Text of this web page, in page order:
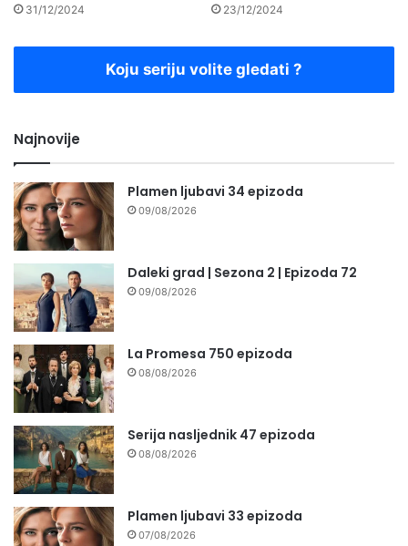
31/12/2024 23/12/2024
Koju seriju volite gledati ?
Najnovije
Plamen ljubavi 34 epizoda
09/08/2026
Daleki grad | Sezona 2 | Epizoda 72
09/08/2026
La Promesa 750 epizoda
08/08/2026
Serija nasljednik 47 epizoda
08/08/2026
Plamen ljubavi 33 epizoda
07/08/2026